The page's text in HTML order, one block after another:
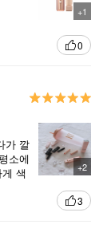
+1
0
+2
가 깔
소에
색
밤
3